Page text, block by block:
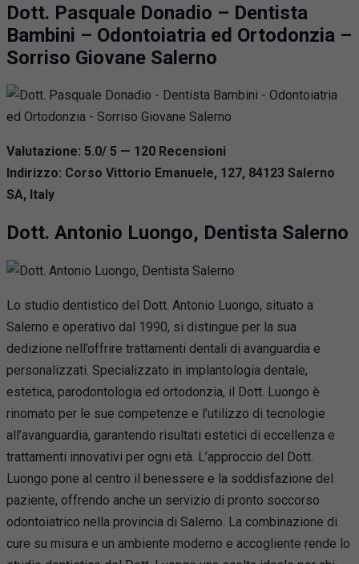
Dott. Pasquale Donadio – Dentista
Bambini – Odontoiatria ed Ortodonzia –
Sorriso Giovane Salerno
Valutazione: 5.0/ 5 — 120 Recensioni
Indirizzo: Corso Vittorio Emanuele, 127, 84123 Salerno
SA, Italy
Dott. Antonio Luongo, Dentista Salerno
Lo studio dentistico del Dott. Antonio Luongo, situato a
Salerno e operativo dal 1990, si distingue per la sua
dedizione nell’offrire trattamenti dentali di avanguardia e
personalizzati. Specializzato in implantologia dentale,
estetica, parodontologia ed ortodonzia, il Dott. Luongo è
rinomato per le sue competenze e l’utilizzo di tecnologie
all’avanguardia, garantendo risultati estetici di eccellenza e
trattamenti innovativi per ogni età. L’approccio del Dott.
Luongo pone al centro il benessere e la soddisfazione del
paziente, offrendo anche un servizio di pronto soccorso
odontoiatrico nella provincia di Salerno. La combinazione di
cure su misura e un ambiente moderno e accogliente rende lo